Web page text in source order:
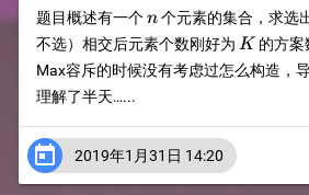
题目概述有一个n
n个元素的集合，求选
不选）相交后元素个数刚好为 K
K 的方案
Max容斥的时候没有考虑过怎么构造，
理解了半天…...
 2019年1月31日 14:20